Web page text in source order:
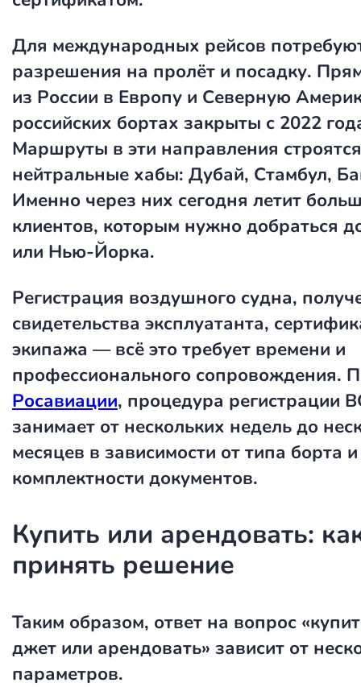
Для международных рейсов
разрешения на пролёт и посадку.
из России в Европу и Северную
российских бортах закрыты с 2022
Маршруты в эти направления
нейтральные хабы: Дубай, Стамбул,
Именно через них сегодня летит
клиентов, которым нужно добраться
или Нью-Йорка.
Регистрация воздушного судна,
свидетельства эксплуатанта,
экипажа — всё это требует времени и
профессионального сопровождения.
Росавиации, процедура регистрации
занимает от нескольких недель до
месяцев в зависимости от типа борта и
комплектности документов.
Купить или арендовать:
принять решение
Таким образом, ответ на вопрос
джет или арендовать» зависит от
параметров.